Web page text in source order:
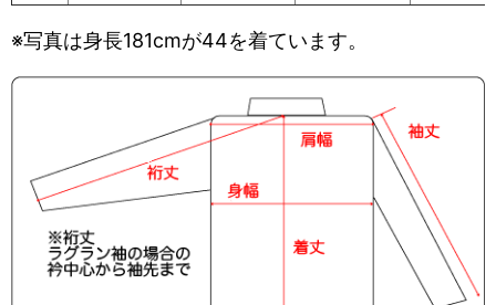
※写真は身長181cmが44を着ています。